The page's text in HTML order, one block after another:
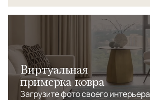
Виртуальная
примерка ковра
Загрузите фото своего интерьера